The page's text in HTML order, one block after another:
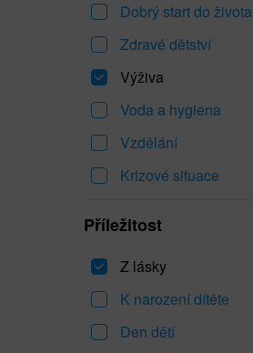
Dobrý start do života
Zdravé dětství
Výživa
Voda a hygiena
Vzdělání
Krizové situace
Příležitost
Z lásky
K narození dítěte
Den dětí